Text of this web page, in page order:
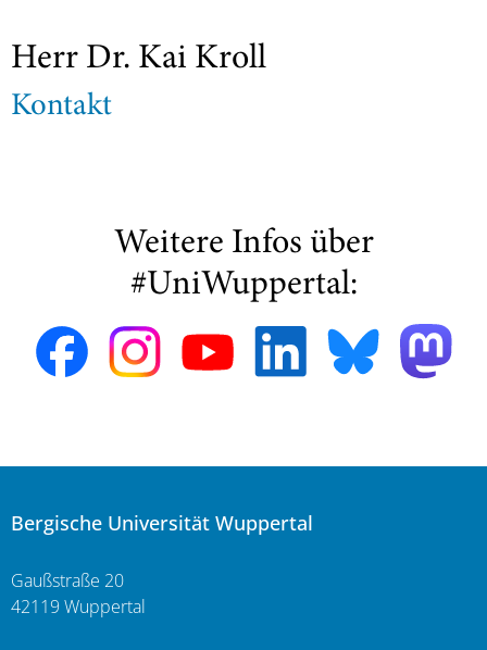
Herr Dr. Kai Kroll
Kontakt
Weitere Infos über
#UniWuppertal:
Bergische Universität Wuppertal
Gaußstraße 20
42119 Wuppertal